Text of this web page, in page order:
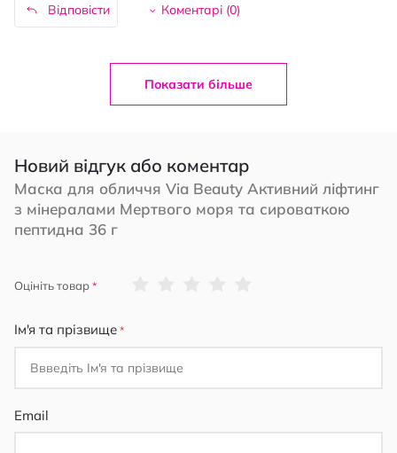
Відповісти Коментарі (0)
Показати більше
Новий відгук або коментар
Маска для обличчя Via Beauty Активний ліфтинг
з мінералами Мертвого моря та сироваткою
пептидна 36 г
Оцініть товар
Ім'я та прізвище
Email